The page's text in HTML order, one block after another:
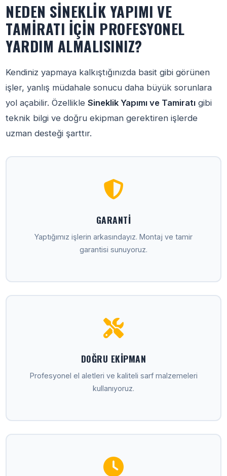
NEDEN SINEKLIK YAPIMI VE
TAMIRATI İÇIN PROFESYONEL
YARDIM ALMALISINIZ?
Kendiniz yapmaya kalkıştığınızda basit gibi görünen
işler, yanlış müdahale sonucu daha büyük sorunlara
yol açabilir. ÖzellikleSineklik Yapımı ve Tamiratı gibi
teknik bilgi ve doğru ekipman gerektiren işlerde
uzman desteği şarttır.
GARANTI
Yaptığımız işlerin arkasındayız. Montaj ve tamir
garantisi sunuyoruz.
DOĞRU EKIPMAN
Profesyonel el aletleri ve kaliteli sarf malzemeleri
kullanıyoruz.